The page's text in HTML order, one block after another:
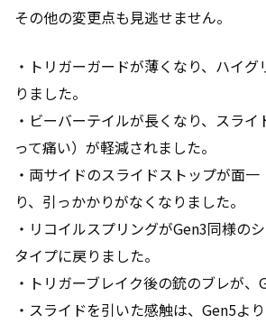
その他の変更点も見逃せません。
・トリガーガードが薄くなり、ハイ
りました。
・ビーバーテイルが長くなり、スラ
って痛い）が軽減されました。
・両サイドのスライドストップが面
り、引っかかりがなくなりました。
・リコイルスプリングがGen3同様の
タイプに戻りました。
・トリガーブレイク後の銃のブレが、
・スライドを引いた感触は、Gen5より